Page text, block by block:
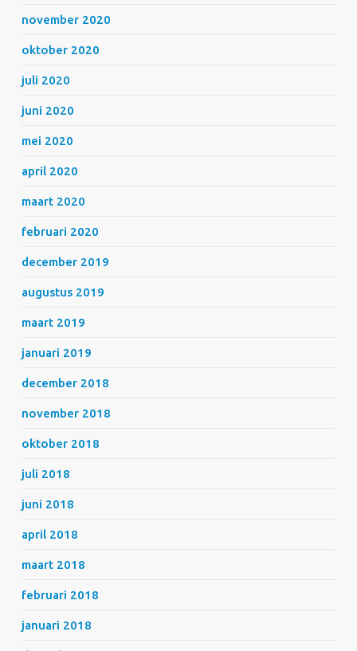
november 2020
oktober 2020
juli 2020
juni 2020
mei 2020
april 2020
maart 2020
februari 2020
december 2019
augustus 2019
maart 2019
januari 2019
december 2018
november 2018
oktober 2018
juli 2018
juni 2018
april 2018
maart 2018
februari 2018
januari 2018